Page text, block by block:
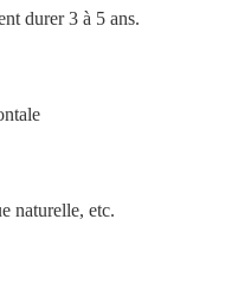
durer 3 à 5 ans.
naturelle, etc.